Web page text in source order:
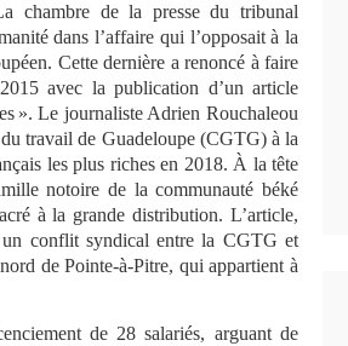
chambre de la presse du tribunal
dans l’affaire qui l’opposait à la
Cette dernière a renoncé à faire
avec la publication d’un article
». Le journaliste Adrien Rouchaleou
travail de Guadeloupe (CGTG) à la
les plus riches en 2018. À la tête
notoire de la communauté béké
à la grande distribution. L’article,
conflit syndical entre la CGTG et
de Pointe-à-Pitre, qui appartient à
de 28 salariés, arguant de